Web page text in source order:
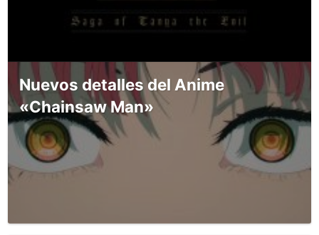
Nuevos detalles del Anime
«Chainsaw Man»